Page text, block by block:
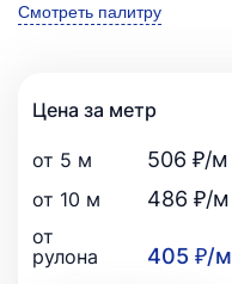
Смотреть палитру
Цена за метр
от 5 м 506 ₽/м
от 10 м 486 ₽/м
от
рулона
405 ₽/м